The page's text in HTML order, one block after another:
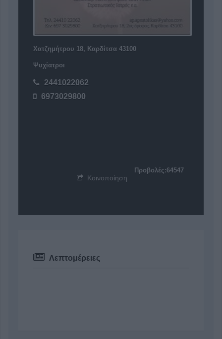
Χατζημήτρου 18, Καρδίτσα 43100
Ψυχίατροι
2441022062
6973029800
Προβολές:64547
Κοινοποίηση
Λεπτομέρειες